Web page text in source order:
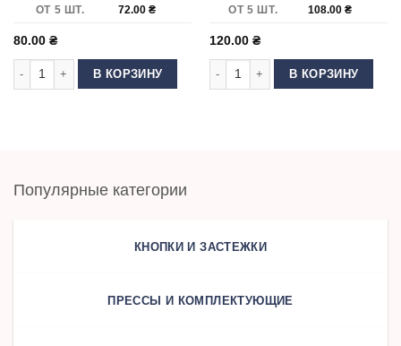
ОТ 5 ШТ. 72.00 ₴
80.00 ₴
Количество товара Иглы Schmetz Jersey 90
В КОРЗИНУ
ОТ 5 ШТ. 108.00 ₴
120.00 ₴
Количество товара Иглы Schmetz
В КОРЗИНУ
Популярные категории
КНОПКИ И ЗАСТЕЖКИ
ПРЕССЫ И КОМПЛЕКТУЮЩИЕ